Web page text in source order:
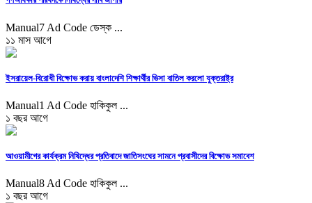
Manual7 Ad Code ডেস্ক ...
১১ মাস আগে
ইসরায়েল-বিরোধী বিক্ষোভ করায় বাংলাদেশি শিক্ষার্থীর ভিসা বাতিল করলো যুক্তরাষ্ট্র
Manual1 Ad Code হাকিকুল ...
১ বছর আগে
আওয়ামীগের কার্যক্রম নিষিদ্ধের প্রতিবাদে জাতিসংঘের সামনে প্রবাসীদের বিক্ষোভ সমাবেশ
Manual8 Ad Code হাকিকুল ...
১ বছর আগে